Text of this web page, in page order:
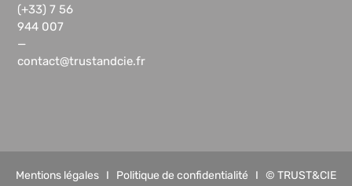
(+33) 7 56
944 007
—
contact@trustandcie.fr
Mentions légales I Politique de confidentialité I © TRUST&CIE